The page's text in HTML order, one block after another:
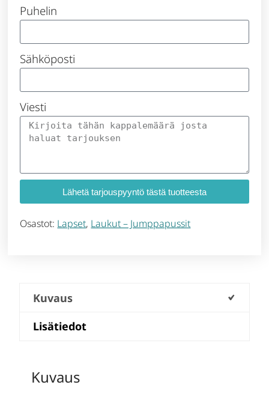
Puhelin
Sähköposti
Viesti
Lähetä tarjouspyyntö tästä tuotteesta
Osastot: Lapset, Laukut – Jumppapussit
Kuvaus
Lisätiedot
Kuvaus